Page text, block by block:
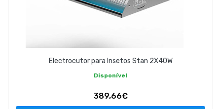
Electrocutor para Insetos Stan 2X40W
Disponível
389,66€